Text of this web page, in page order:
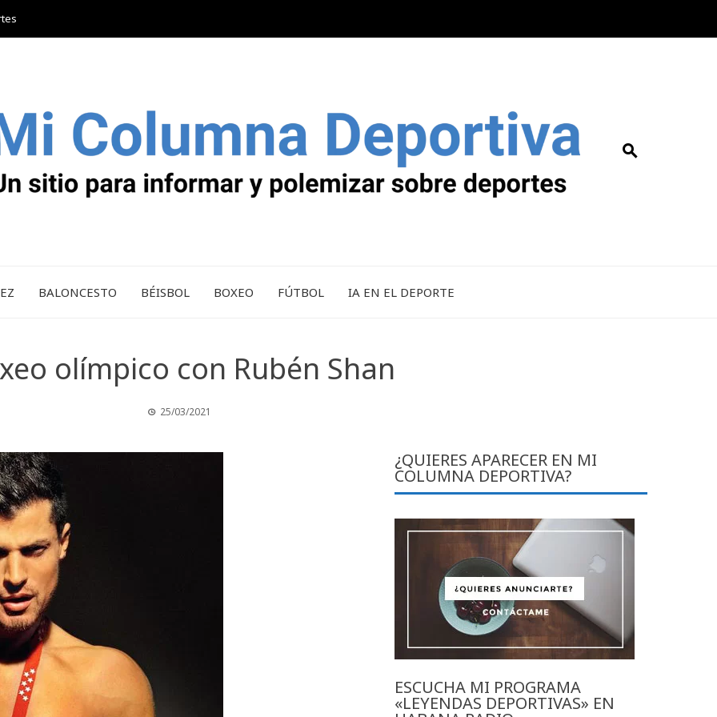
BALONCESTO BÉISBOL BOXEO FÚTBOL IA EN EL DEPORTE
olímpico con Rubén Shan
25/03/2021
¿QUIERES APARECER EN MI
COLUMNA DEPORTIVA?
ESCUCHA MI PROGRAMA
«LEYENDAS DEPORTIVAS» EN